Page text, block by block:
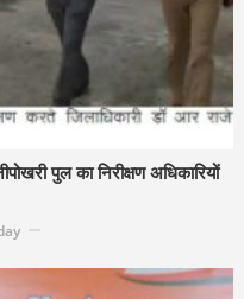
पुल का निरीक्षण अधिकारियों